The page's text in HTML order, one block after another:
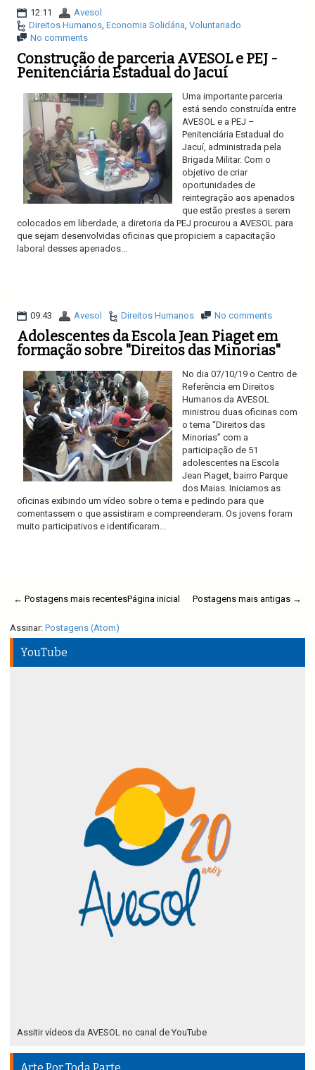
12:11
Avesol
Direitos Humanos Economia Solidária Voluntariado
No comments
Construção de parceria AVESOL e PEJ -
Penitenciária Estadual do Jacuí
Uma importante parceria
está sendo construída entre
AVESOL e a PEJ –
Penitenciária Estadual do
Jacuí, administrada pela
Brigada Militar. Com o
objetivo de criar
oportunidades de
reintegração aos apenados
que estão prestes a serem
colocados em liberdade, a diretoria da PEJ procurou a AVESOL para
que sejam desenvolvidas oficinas que propiciem a capacitação
laboral desses apenados...
09:43 Avesol Direitos Humanos No comments
Adolescentes da Escola Jean Piaget em
formação sobre "Direitos das Minorias"
No dia 07/10/19 o Centro de
Referência em Direitos
Humanos da AVESOL
ministrou duas oficinas com
o tema “Direitos das
Minorias” com a
participação de 51
adolescentes na Escola
Jean Piaget, bairro Parque
dos Maias. Iniciamos as
oficinas exibindo um vídeo sobre o tema e pedindo para que
comentassem o que assistiram e compreenderam. Os jovens foram
muito participativos e identificaram...
← Postagens mais recentes Postagens mais antigas →
Página inicial
Assinar: Postagens (Atom)
YouTube
Assitir vídeos da AVESOL no canal de YouTube